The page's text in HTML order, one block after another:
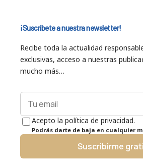
¡Suscríbete a nuestra newsletter!
Recibe toda la actualidad
exclusivas, acceso a nuestras
mucho más…
Acepto la política de privacidad.
Podrás darte de baja en cualquier
Suscribirme